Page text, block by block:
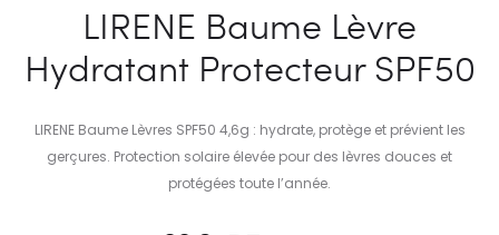
LIRENE Baume Lèvre
Hydratant Protecteur SPF50
LIRENE Baume Lèvres SPF50 4,6g : hydrate, protège et prévient les
gerçures. Protection solaire élevée pour des lèvres douces et
protégées toute l’année.